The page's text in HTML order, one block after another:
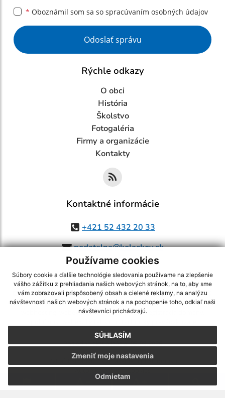
Používame cookies
Súbory cookie a ďalšie technológie sledovania používame na zlepšenie
vášho zážitku z prehliadania našich webových stránok, na to, aby sme
vám zobrazovali prispôsobený obsah a cielené reklamy, na analýzu
návštevnosti našich webových stránok a na pochopenie toho, odkiaľ naši
návštevníci prichádzajú.
SÚHLASÍM
Odmietam
Zmeniť moje nastavenia
* Oboznámil som sa so spracúvaním osobných údajov
Google reCaptcha Response
Odoslať správu
Rýchle odkazy
O obci
História
Školstvo
Fotogaléria
Firmy a organizácie
Kontakty
Kontaktné informácie
+421 52 432 20 33
podatelna@kolackov.sk
využite možnosť získavania aktuálnych informácií s využitím RSS
CMS systém (redakčný) systém ECHELON 2,Mapa stránok,web portál
webex.digital, s.r.o.,domény,registrácia domény
Posledná aktualizácia:05.08.2026
Vytlačiť stránku|Vyhlásenie o prístupnosti